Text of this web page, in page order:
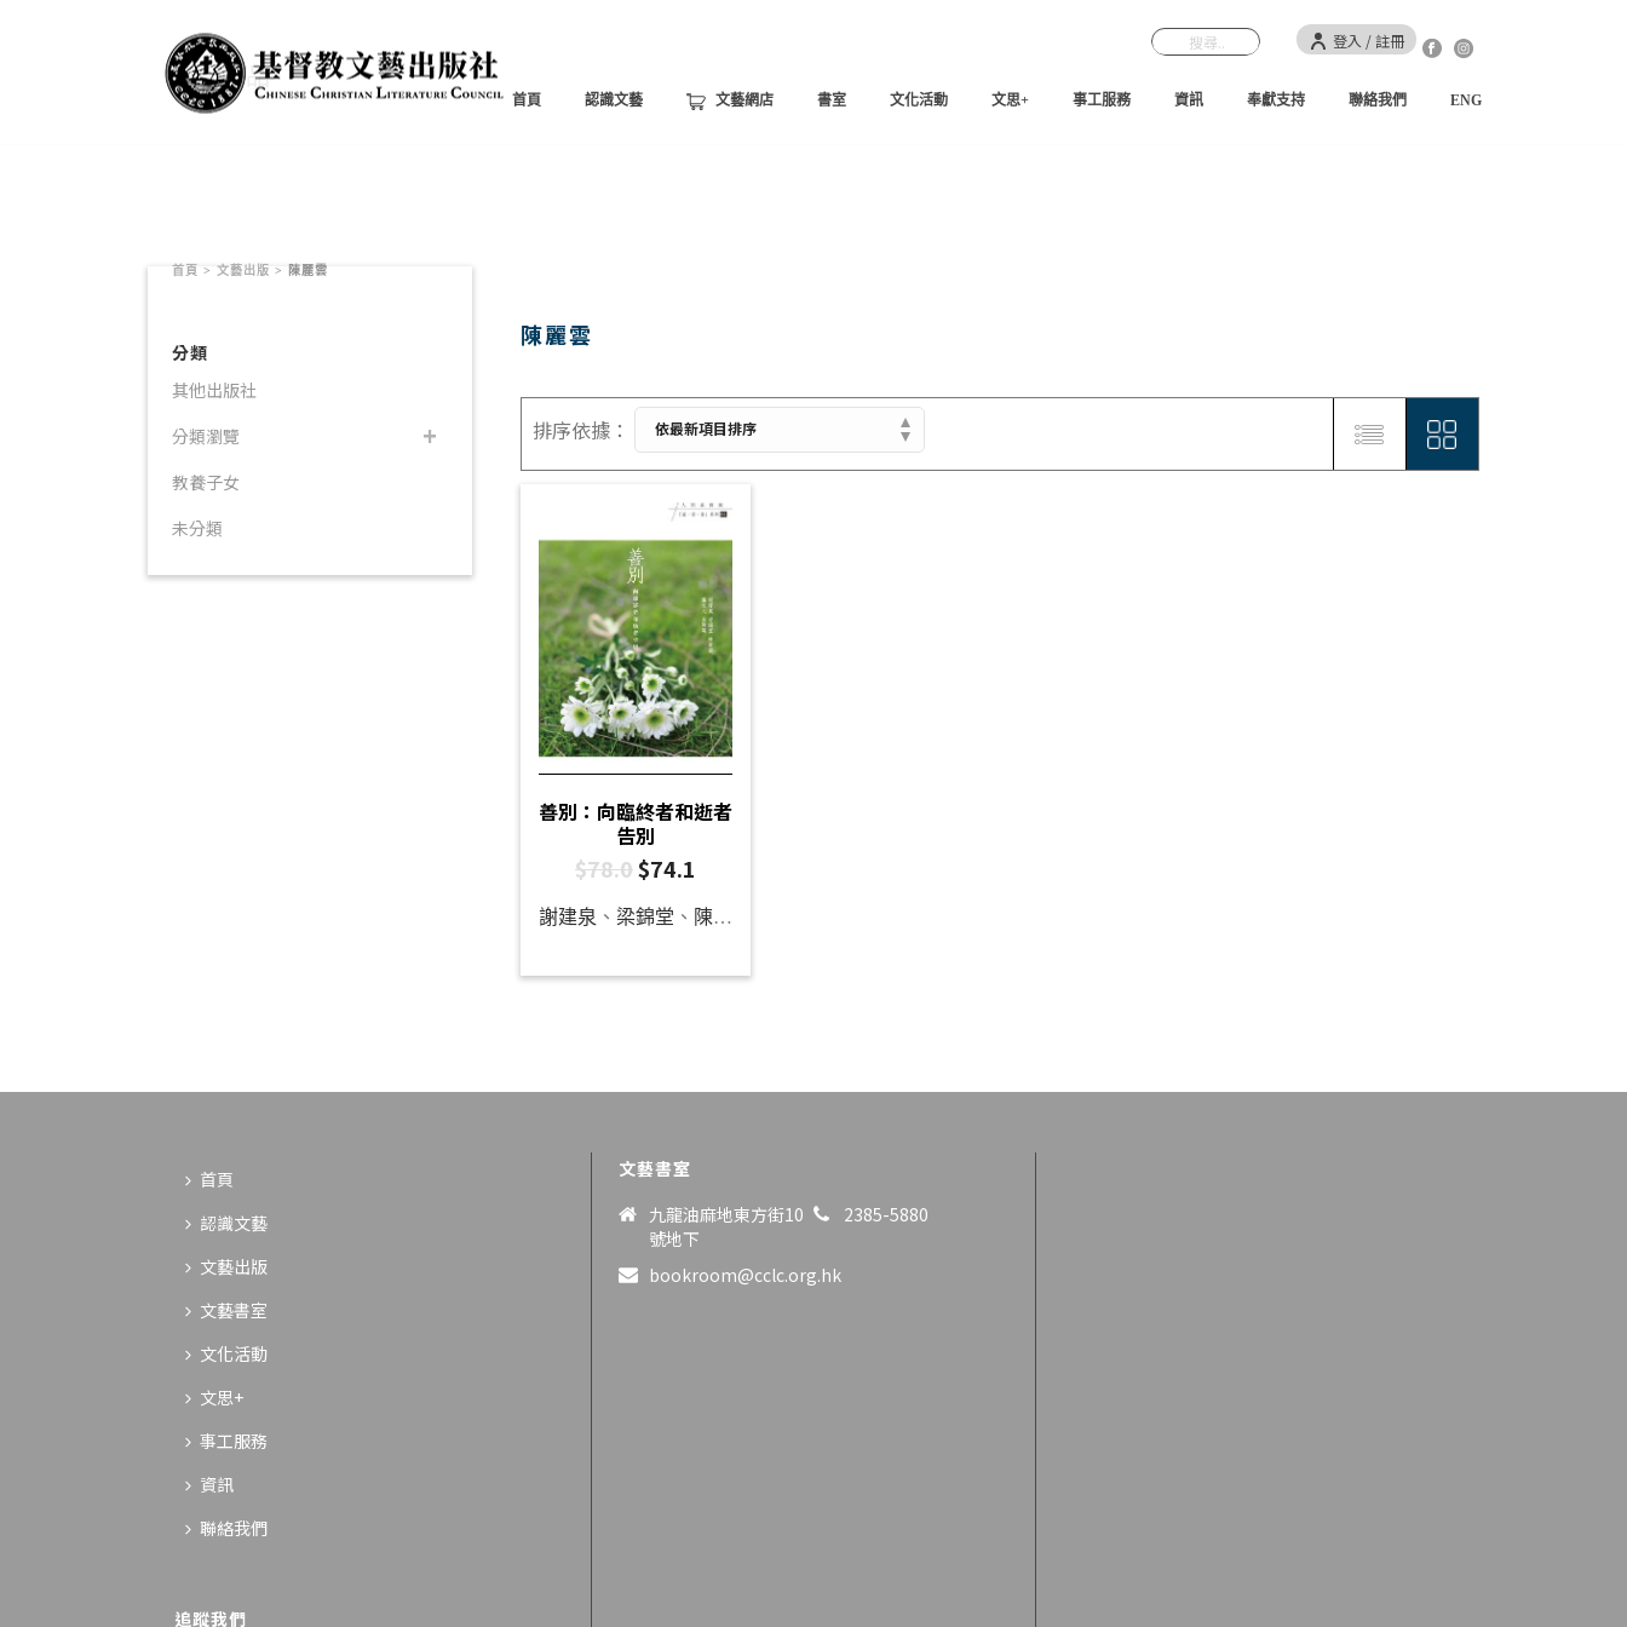
登入 / 註冊
首頁 認識文藝 文藝網店 書室 文化活動 文思+ 事工服務 資訊 奉獻支持 聯絡我們 ENG
書籍產品
首頁 > 文藝出版 > 陳麗雲
陳麗雲
善別：向臨終者和逝者
告別
$78.0$74.1
謝建泉 、 梁錦堂 、 陳麗雲
分類
其他出版社
分類瀏覽
教養子女
未分類
首頁
認識文藝
文藝出版
文藝書室
文化活動
文思+
事工服務
資訊
聯絡我們
追蹤我們
文藝書室
九龍油麻地東方街10
號地下
2385-5880
bookroom@cclc.org.hk